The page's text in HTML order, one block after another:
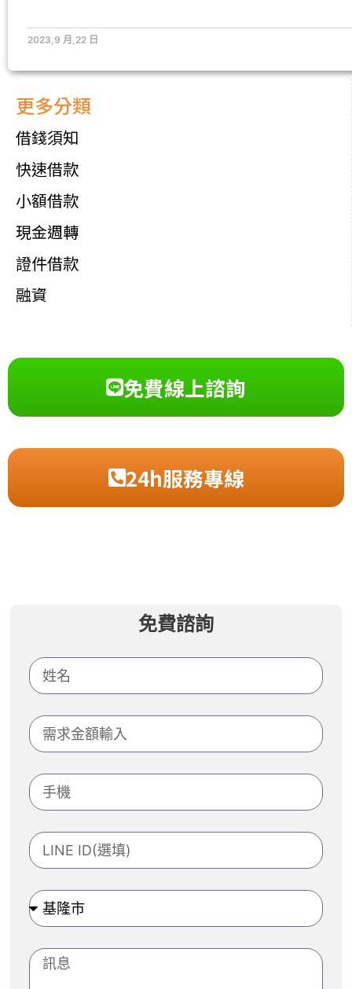
更多分類
借錢須知
快速借款
小額借款
現金週轉
證件借款
融資
2023,9 月,22 日
免費線上諮詢
24h服務專線
免費諮詢